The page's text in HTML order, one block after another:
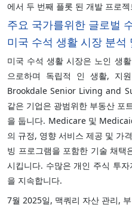
에서 두 번째 플롯 된 개발 프로
주요 국가를위한 글로벌
미국 수석 생활 시장 분석
미국 수석 생활 시장은 노인 생
으로하며 독립적 인 생활, 지
Brookdale Senior Living and
같은 기업은 광범위한 부동산 포
을 둡니다. Medicare 및
의 규정, 영향 서비스 제공 및 가
빙 프로그램을 포함한 기술 채
시킵니다. 수많은 개인 주식 투
을 지속합니다.
7월 2025일, 맥쿼리 자산 관리,